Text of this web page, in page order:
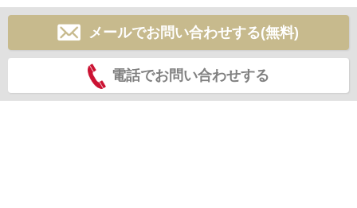
メールでお問い合わせする(無料)
電話でお問い合わせする